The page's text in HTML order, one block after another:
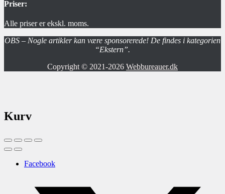
Priser:
Alle priser er ekskl. moms.
OBS – Nogle artikler kan være sponsorerede! De findes i kategorien
“Ekstern”.
Copyright © 2021-2026 Webbureauer.dk
Kurv
Facebook